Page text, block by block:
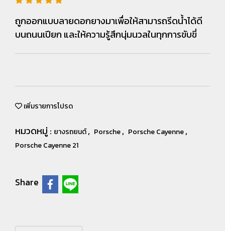
ถูกออกแบบลายดอกยางมาเพื่อให้สามารถรีดน้ำได้ดี
บนถนนเปียก และให้ความรู้สึกนุ่มนวลในทุกการขับขี่
เพิ่มรายการโปรด
หมวดหมู่ : ยางรถยนต์, Porsche, Porsche Cayenne,
Porsche Cayenne 21
Share